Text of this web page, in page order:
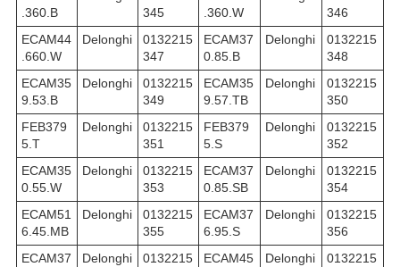
.360.B
345
.360.W
346
ECAM44
.660.W
Delonghi
0132215
347
ECAM37
0.85.B
Delonghi
0132215
348
ECAM35
9.53.B
Delonghi
0132215
349
ECAM35
9.57.TB
Delonghi
0132215
350
FEB379
5.T
Delonghi
0132215
351
FEB379
5.S
Delonghi
0132215
352
ECAM35
0.55.W
Delonghi
0132215
353
ECAM37
0.85.SB
Delonghi
0132215
354
ECAM51
6.45.MB
Delonghi
0132215
355
ECAM37
6.95.S
Delonghi
0132215
356
ECAM37
Delonghi
0132215
ECAM45
Delonghi
0132215